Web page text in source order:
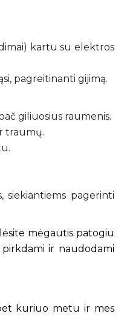
kartu su elektros
pagreitinanti gijimą.
giliuosius raumenis.
traumų.
siekiantiems pagerinti
mėgautis patogiu
ir naudodami
kuriuo metu ir mes